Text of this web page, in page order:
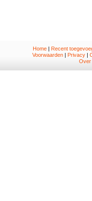
Home|
Recent
Voorwaarden
Privacy
Over